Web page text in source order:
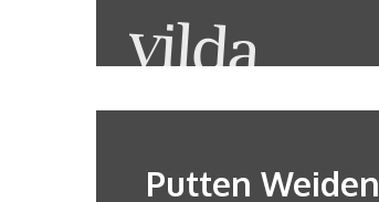
Putten Weiden